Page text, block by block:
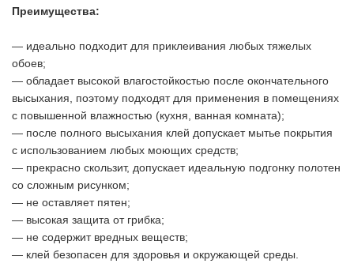
Преимущества:
— идеально подходит для приклеивания любых тяжелых
обоев;
— обладает высокой влагостойкостью после окончательного
высыхания, поэтому подходят для применения в помещениях
с повышенной влажностью (кухня, ванная комната);
— после полного высыхания клей допускает мытье покрытия
с использованием любых моющих средств;
— прекрасно скользит, допускает идеальную подгонку полотен
со сложным рисунком;
— не оставляет пятен;
— высокая защита от грибка;
— не содержит вредных веществ;
— клей безопасен для здоровья и окружающей среды.